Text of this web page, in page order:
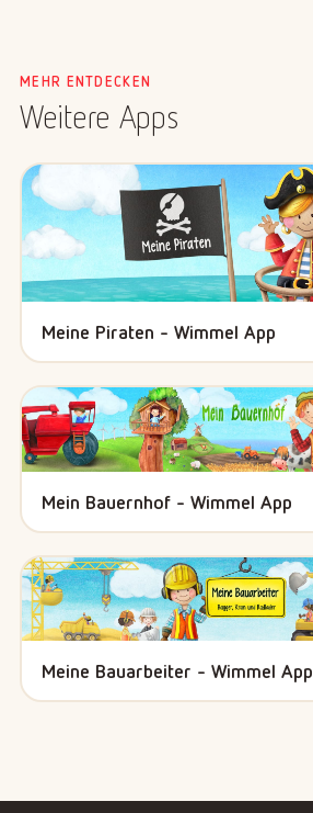
MEHR ENTDECKEN
Weitere Apps
Meine Piraten - Wimmel App
Mein Bauernhof - Wimmel App
Meine Bauarbeiter - Wimmel App